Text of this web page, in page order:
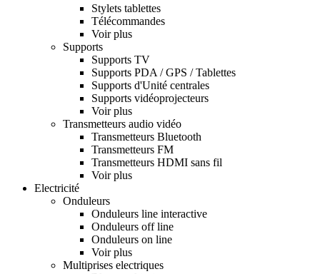
Stylets tablettes
Télécommandes
Voir plus
Supports
Supports TV
Supports PDA / GPS / Tablettes
Supports d'Unité centrales
Supports vidéoprojecteurs
Voir plus
Transmetteurs audio vidéo
Transmetteurs Bluetooth
Transmetteurs FM
Transmetteurs HDMI sans fil
Voir plus
Electricité
Onduleurs
Onduleurs line interactive
Onduleurs off line
Onduleurs on line
Voir plus
Multiprises electriques